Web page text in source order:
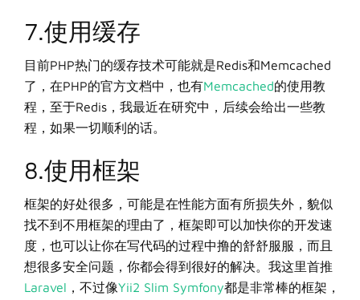
7.使用缓存
目前PHP热门的缓存技术可能就是Redis和Memcached
了，在PHP的官方文档中，也有Memcached的使用教
程，至于Redis，我最近在研究中，后续会给出一些教
程，如果一切顺利的话。
8.使用框架
框架的好处很多，可能是在性能方面有所损失外，貌似
找不到不用框架的理由了，框架即可以加快你的开发速
度，也可以让你在写代码的过程中撸的舒舒服服，而且
想很多安全问题，你都会得到很好的解决。我这里首推
Laravel ，不过像Yii2 Slim Symfony都是非常棒的框架，